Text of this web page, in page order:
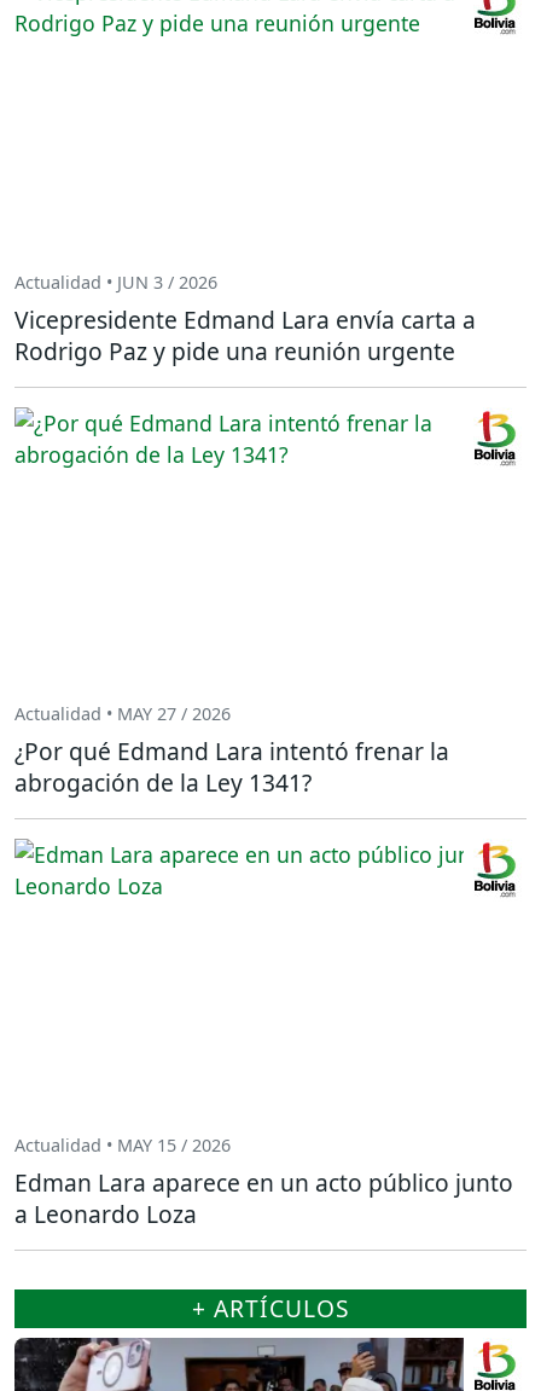
Actualidad • JUN 3 / 2026
Vicepresidente Edmand Lara envía carta a
Rodrigo Paz y pide una reunión urgente
Actualidad • MAY 27 / 2026
¿Por qué Edmand Lara intentó frenar la
abrogación de la Ley 1341?
Actualidad • MAY 15 / 2026
Edman Lara aparece en un acto público junto
a Leonardo Loza
+ ARTÍCULOS